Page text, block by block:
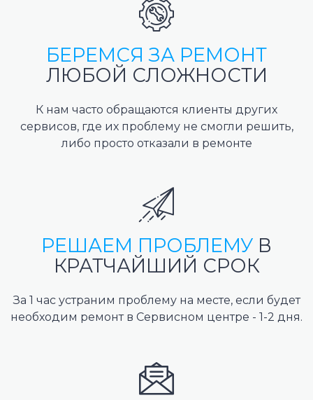
БЕРЕМСЯ ЗА РЕМОНТ
ЛЮБОЙ СЛОЖНОСТИ
К нам часто обращаются клиенты других
сервисов, где их проблему не смогли решить,
либо просто отказали в ремонте
РЕШАЕМ ПРОБЛЕМУ В
КРАТЧАЙШИЙ СРОК
За 1 час устраним проблему на месте, если будет
необходим ремонт в Сервисном центре - 1-2 дня.